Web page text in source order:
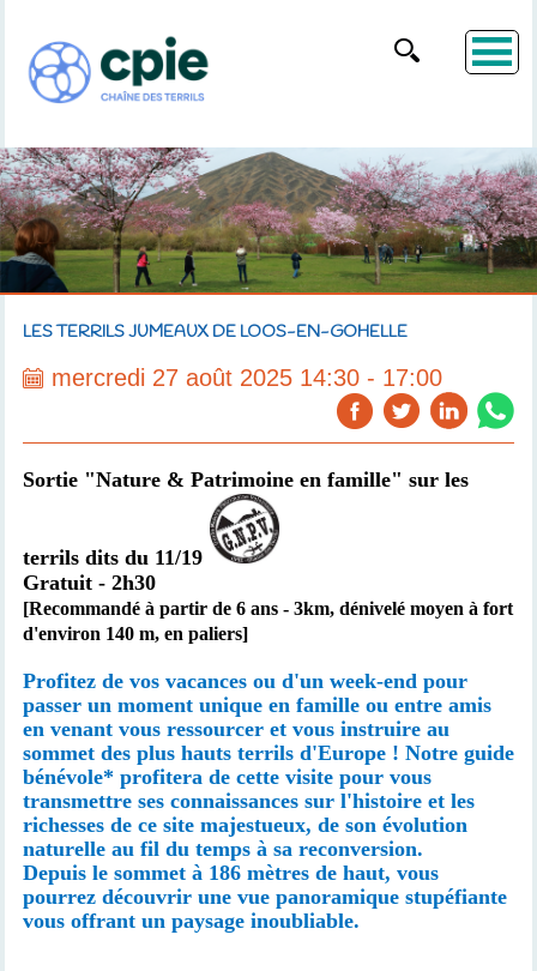
LES TERRILS JUMEAUX DE LOOS-EN-GOHELLE
mercredi 27 août 2025 14:30 - 17:00
Sortie "Nature & Patrimoine en famille" sur les
terrils dits du 11/19
Gratuit - 2h30
[Recommandé à partir de 6 ans - 3km, dénivelé moyen à fort
d'environ 140 m, en paliers]
Profitez de vos vacances ou d'un week-end pour
passer un moment unique en famille ou entre amis
en venant vous ressourcer et vous instruire au
sommet des plus hauts terrils d'Europe ! Notre guide
bénévole* profitera de cette visite pour vous
transmettre ses connaissances sur l'histoire et les
richesses de ce site majestueux, de son évolution
naturelle au fil du temps à sa reconversion.
Depuis le sommet à 186 mètres de haut, vous
pourrez découvrir une vue panoramique stupéfiante
vous offrant un paysage inoubliable.